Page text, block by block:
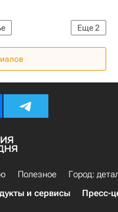
Еще2
Полезное
Город:
и сервисы Пресс-